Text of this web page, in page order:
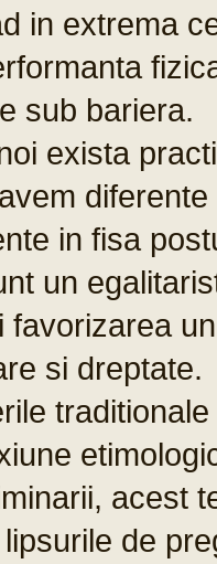
in extrema
sub bariera.
exista
in fisa
un
favorizarea
si dreptate.
acest
de